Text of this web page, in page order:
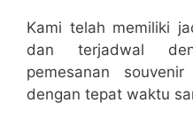
Kami telah memiliki
dan terjadwal
pemesanan
dengan tepat waktu